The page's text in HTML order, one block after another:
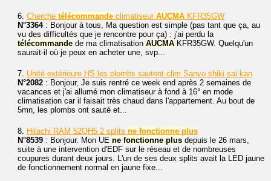
6. Cherche télécommande climatiseur AUCMA KFR35GW
N°3364: Bonjour à tous, Ma question est simple (pas tant que ça, au
vu des difficultés que je rencontre pour ça) : j'ai perdu la
télécommande de ma climatisation AUCMA KFR35GW. Quelqu'un
saurait-il où je peux en acheter une, svp...
7. Unité extérieure HS les plombs sautent clim Sanyo shiki sai kan
N°2082 : Bonjour, Je suis rentré ce week end après 2 semaines de
vacances et j'ai allumé mon climatiseur à fond à 16° en mode
climatisation car il faisait très chaud dans l'appartement. Au bout de
5mn, les plombs ont sauté et...
8. Hitachi RAM 52QH5 2 splits ne fonctionne plus
N°8539 : Bonjour. Mon UE ne fonctionne plus depuis le 26 mars,
suite à une intervention d'EDF sur le réseau et de nombreuses
coupures durant deux jours. L'un de ses deux splits avait la LED jaune
de fonctionnement normal en jaune fixe...